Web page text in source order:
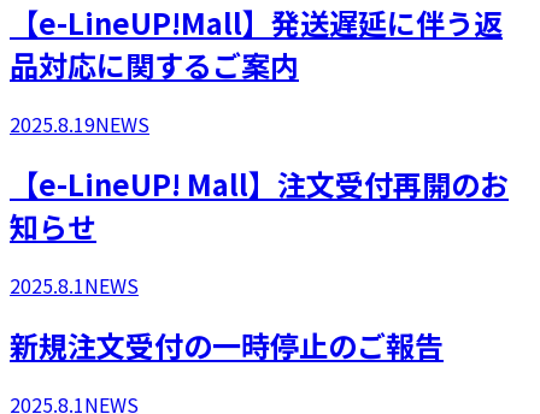
【e-LineUP!Mall】発送遅延に伴う返
品対応に関するご案内
2025.8.19NEWS
​【e-LineUP! Mall】注文受付再開のお
知らせ
2025.8.1NEWS
新規注文受付の一時停止のご報告
2025.8.1NEWS